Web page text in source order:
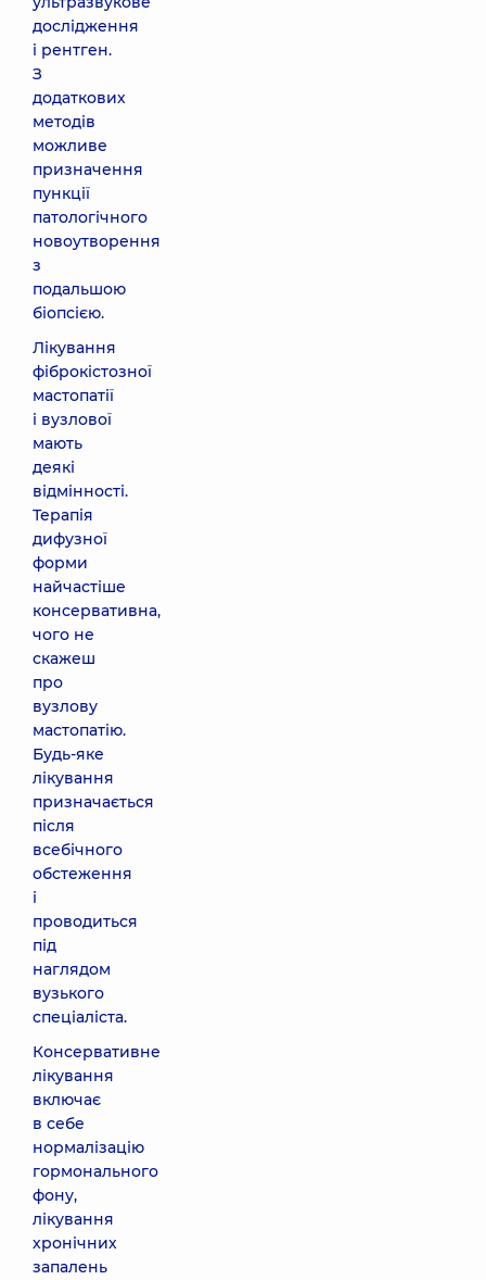
дослідження
і рентген.
З
додаткових
методів
можливе
призначення
пункції
патологічного
новоутворення
з
подальшою
біопсією.
Лікування
фіброкістозної
мастопатії
і вузлової
мають
деякі
відмінності.
Терапія
дифузної
форми
найчастіше
консервативна,
чого не
скажеш
про
вузлову
мастопатію.
Будь-яке
лікування
призначається
після
всебічного
обстеження
і
проводиться
під
наглядом
вузького
спеціаліста.
Консервативне
лікування
включає
в себе
нормалізацію
гормонального
фону,
лікування
хронічних
запалень